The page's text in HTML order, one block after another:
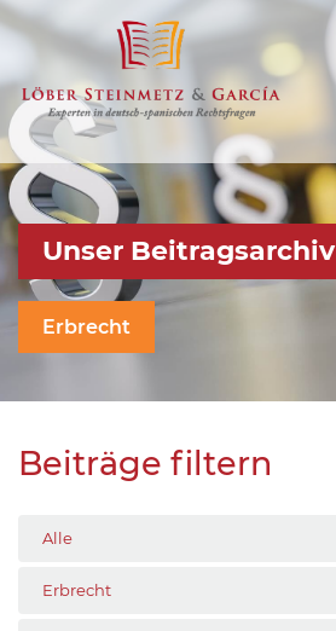
Unser Beitragsarchiv
Erbrecht
Beiträge filtern
Alle
Erbrecht